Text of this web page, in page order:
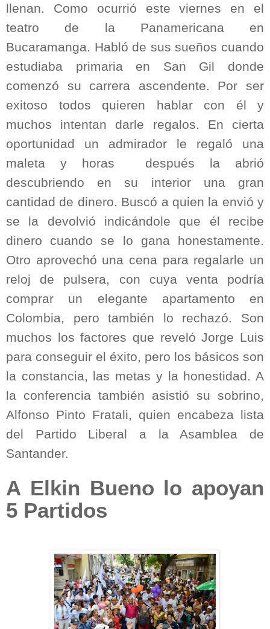
llenan. Como ocurrió este viernes en el
teatro de la Panamericana en
Bucaramanga. Habló de sus sueños cuando
estudiaba primaria en San Gil donde
comenzó su carrera ascendente. Por ser
exitoso todos quieren hablar con él y
muchos intentan darle regalos. En cierta
oportunidad un admirador le regaló una
maleta y horas
después la abrió
descubriendo en su interior una gran
cantidad de dinero. Buscó a quien la envió y
se la devolvió indicándole que él recibe
dinero cuando se lo gana honestamente.
Otro aprovechó una cena para regalarle un
reloj de pulsera, con cuya venta podría
comprar un elegante apartamento en
Colombia, pero también lo rechazó. Son
muchos los factores que reveló Jorge Luis
para conseguir el éxito, pero los básicos son
la constancia, las metas y la honestidad. A
la conferencia también asistió su sobrino,
Alfonso Pinto Fratali, quien encabeza lista
del Partido Liberal a la Asamblea de
Santander.
A Elkin Bueno lo apoyan
5 Partidos